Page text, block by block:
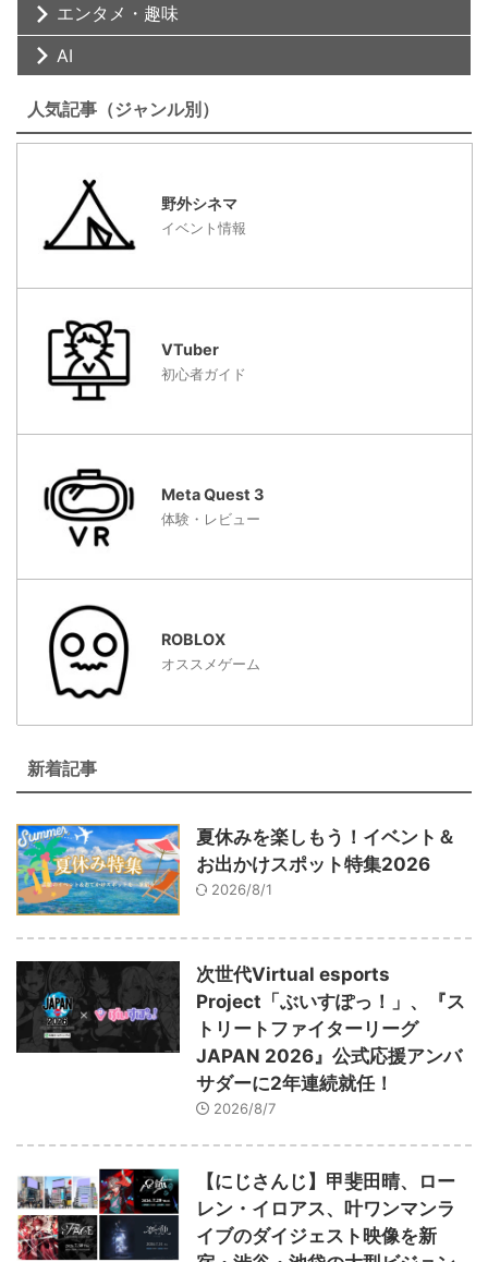
エンタメ・趣味
AI
人気記事（ジャンル別）
野外シネマ
イベント情報
VTuber
初心者ガイド
Meta Quest 3
体験・レビュー
ROBLOX
オススメゲーム
新着記事
夏休みを楽しもう！イベント＆
お出かけスポット特集2026
2026/8/1
次世代Virtual esports
Project「ぶいすぽっ！」、『ス
トリートファイターリーグ
JAPAN 2026』公式応援アンバ
サダーに2年連続就任！
2026/8/7
【にじさんじ】甲斐田晴、ロー
レン・イロアス、叶ワンマンラ
イブのダイジェスト映像を新